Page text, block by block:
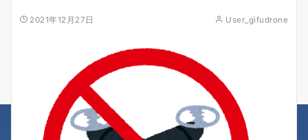
2021年12月27日 User_gifudrone